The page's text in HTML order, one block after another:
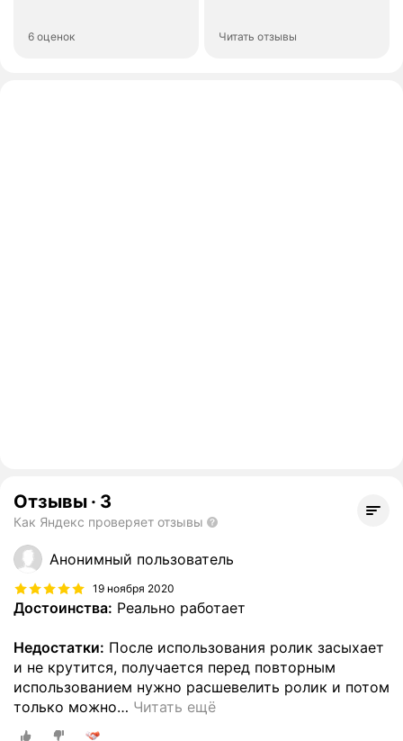
6 оценок Читать отзывы
Отзывы · 3
Как Яндекс проверяет отзывы
Анонимный пользователь
19 ноября 2020
Достоинства: Реально работает
Недостатки: После использования ролик засыхает
и не крутится, получается перед повторным
использованием нужно расшевелить ролик и потом
только можно… Читать ещё